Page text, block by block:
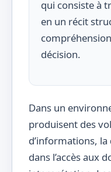
qui consiste à
en un récit
décision.
Dans un
produisent des
d’informations,
dans l’accès aux